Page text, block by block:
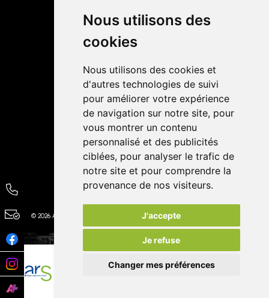
Nous utilisons des
cookies
Nous utilisons des cookies et
d'autres technologies de suivi
pour améliorer votre expérience
de navigation sur notre site, pour
vous montrer un contenu
personnalisé et des publicités
ciblées, pour analyser le trafic de
notre site et pour comprendre la
provenance de nos visiteurs.
J'accepte
Je refuse
Changer mes préférences
Livraisons
4,4 / 5 65 avis
© 2026 Autour de la Pharmacie Tous droits réservés